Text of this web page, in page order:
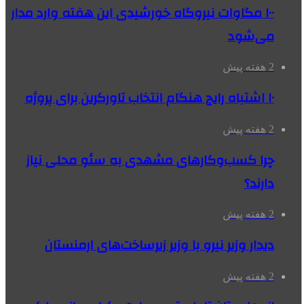
۱۰۰ مگاوات نیروگاه‌ خورشیدی این هفته وارد مدار
می‌شود
2 هفته پیش
۱۰ اشتباه رایج هنگام انتخاب تاورکرین برای پروژه
2 هفته پیش
چرا کسب‌وکارهای مشهدی به سئو محلی نیاز
دارند؟
2 هفته پیش
دیدار وزیر نیرو با وزیر زیرساخت‌های ارمنستان
2 هفته پیش